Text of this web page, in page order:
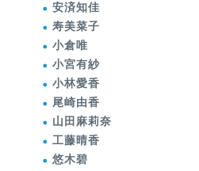
安済知佳
寿美菜子
小倉唯
小宮有紗
小林愛香
尾崎由香
山田麻莉奈
工藤晴香
悠木碧